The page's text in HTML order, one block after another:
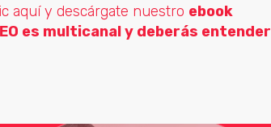
aquí y descárgate nuestro ebook
es multicanal y deberás entender